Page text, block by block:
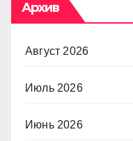
Архив
Август 2026
Июль 2026
Июнь 2026